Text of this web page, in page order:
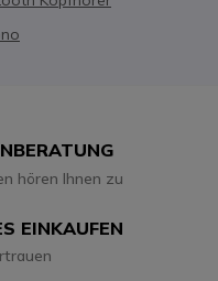
hören Ihnen zu
EINKAUFEN